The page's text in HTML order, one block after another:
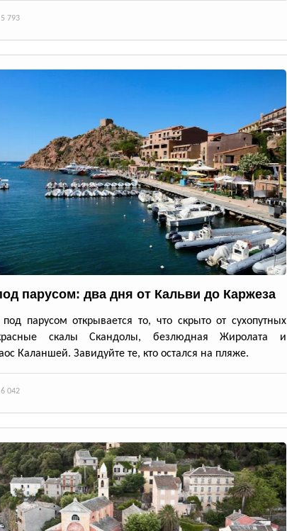
5 793
парусом: два дня от Кальви до Каржеза
парусом открывается то, что скрыто от сухопутных
скалы Скандолы, безлюдная Жиролата и
Каланшей. Завидуйте те, кто остался на пляже.
6 042